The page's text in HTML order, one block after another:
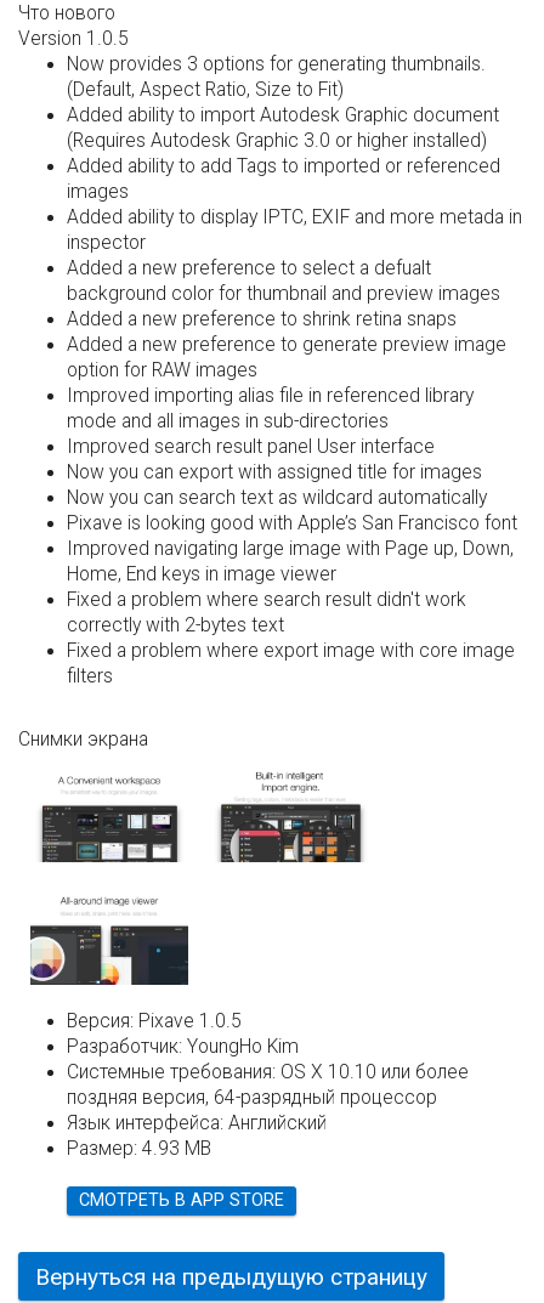
Что нового
Version 1.0.5
Now provides 3 options for generating thumbnails.
(Default, Aspect Ratio, Size to Fit)
Added ability to import Autodesk Graphic document
(Requires Autodesk Graphic 3.0 or higher installed)
Added ability to add Tags to imported or referenced
images
Added ability to display IPTC, EXIF and more metada in
inspector
Added a new preference to select a defualt
background color for thumbnail and preview images
Added a new preference to shrink retina snaps
Added a new preference to generate preview image
option for RAW images
Improved importing alias file in referenced library
mode and all images in sub-directories
Improved search result panel User interface
Now you can export with assigned title for images
Now you can search text as wildcard automatically
Pixave is looking good with Apple’s San Francisco font
Improved navigating large image with Page up, Down,
Home, End keys in image viewer
Fixed a problem where search result didn't work
correctly with 2-bytes text
Fixed a problem where export image with core image
filters
Снимки экрана
Версия: Pixave 1.0.5
Разработчик: YoungHo Kim
Системные требования: OS X 10.10 или более
поздняя версия, 64-разрядный процессор
Язык интерфейса: Английский
Размер: 4.93 MB
СМОТРЕТЬ В APP STORE
Вернуться на предыдущую страницу